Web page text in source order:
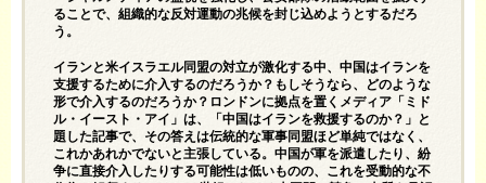
ることで、組織的な反対運動の兆候を封じ込めようとするだろ
う。
イランと米イスラエル同盟の対立が激化する中、中国はイランを
支援するために介入するのだろうか？もしそうなら、どのような
形で介入するのだろうか？ロンドンに拠点を置くメディア「ミド
ル・イースト・アイ」は、「中国はイランを救援するのか？」と
題した記事で、その答えは伝統的な軍事同盟ほど単純ではなく、
これかあれかでないと主張している。中国が軍を派遣したり、紛
争に直接介入したりする可能性は低いものの、これを受動的な不